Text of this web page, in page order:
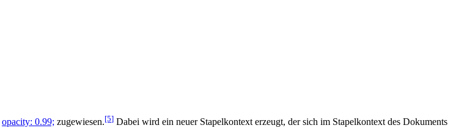
opacity: 0.99; zugewiesen.[5] Dabei wird ein neuer Stapelkontext erzeugt, der sich im Stapelkontext des Dokuments